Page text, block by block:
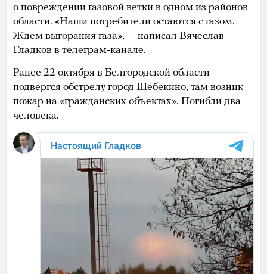
о повреждении газовой ветки в одном из районов
области. «Наши потребители остаются с газом.
Ждем выгорания газа», — написал Вячеслав
Гладков в телеграм-канале.
Ранее 22 октября в Белгородской области
подвергся обстрелу город Шебекино, там возник
пожар на «гражданских объектах». Погибли два
человека.